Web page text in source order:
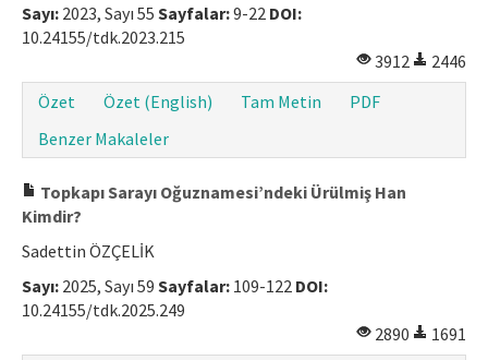
Sayı: 2023, Sayı 55 Sayfalar:9-22 DOI:
10.24155/tdk.2023.215
3912
2446
Özet
Özet (English) Tam Metin
PDF
Benzer Makaleler
Topkapı Sarayı Oğuznamesi’ndeki Ürülmiş Han
Kimdir?
Sadettin ÖZÇELİK
Sayı: 2025, Sayı 59 Sayfalar: 109-122 DOI:
10.24155/tdk.2025.249
2890
1691